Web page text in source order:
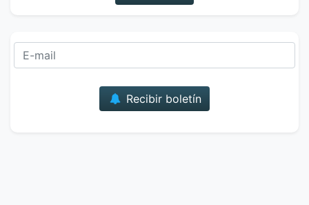
Recibir boletín